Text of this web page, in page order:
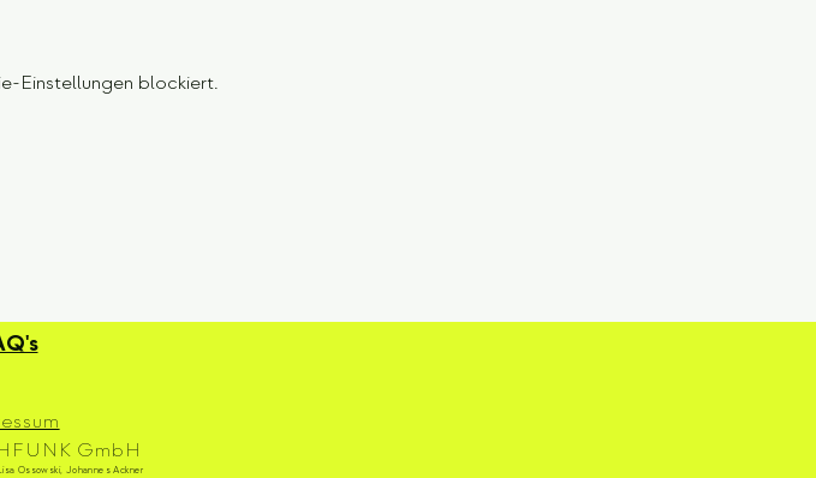
Einstellungen blockiert.
GmbH
Ossowski, Johannes Ackner